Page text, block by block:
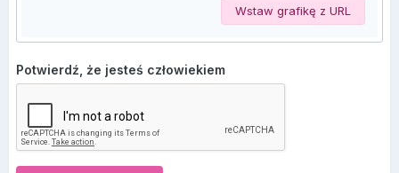
Wstaw grafikę z URL
Potwierdź, że jesteś człowiekiem